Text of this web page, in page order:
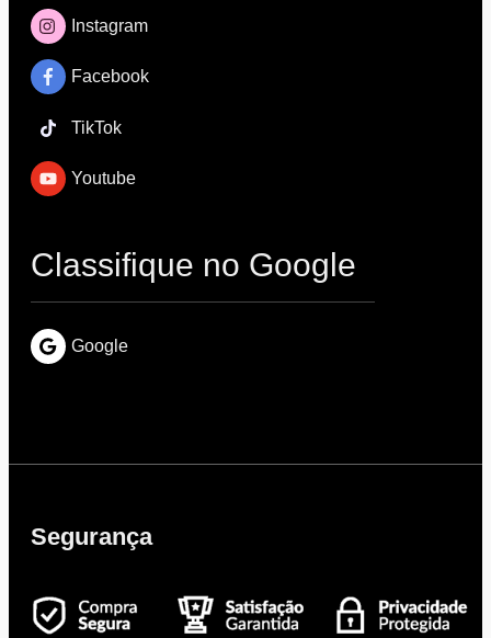
Instagram
Facebook
TikTok
Youtube
Classifique no Google
Google
Segurança